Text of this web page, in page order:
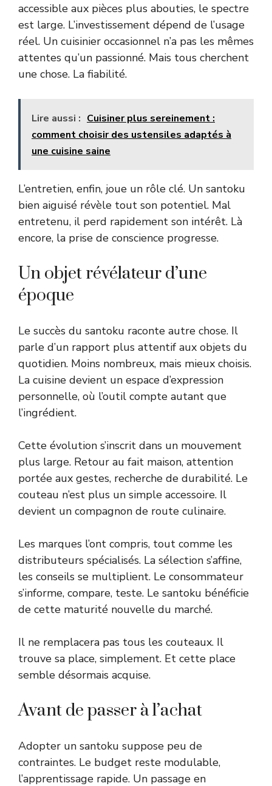
accessible aux pièces plus abouties, le spectre
est large. L’investissement dépend de l’usage
réel. Un cuisinier occasionnel n’a pas les mêmes
attentes qu’un passionné. Mais tous cherchent
une chose. La fiabilité.
Lire aussi : Cuisiner plus sereinement :
comment choisir des ustensiles adaptés à
une cuisine saine
L’entretien, enfin, joue un rôle clé. Un santoku
bien aiguisé révèle tout son potentiel. Mal
entretenu, il perd rapidement son intérêt. Là
encore, la prise de conscience progresse.
Un objet révélateur d’une
époque
Le succès du santoku raconte autre chose. Il
parle d’un rapport plus attentif aux objets du
quotidien. Moins nombreux, mais mieux choisis.
La cuisine devient un espace d’expression
personnelle, où l’outil compte autant que
l’ingrédient.
Cette évolution s’inscrit dans un mouvement
plus large. Retour au fait maison, attention
portée aux gestes, recherche de durabilité. Le
couteau n’est plus un simple accessoire. Il
devient un compagnon de route culinaire.
Les marques l’ont compris, tout comme les
distributeurs spécialisés. La sélection s’affine,
les conseils se multiplient. Le consommateur
s’informe, compare, teste. Le santoku bénéficie
de cette maturité nouvelle du marché.
Il ne remplacera pas tous les couteaux. Il
trouve sa place, simplement. Et cette place
semble désormais acquise.
Avant de passer à l’achat
Adopter un santoku suppose peu de
contraintes. Le budget reste modulable,
l’apprentissage rapide. Un passage en